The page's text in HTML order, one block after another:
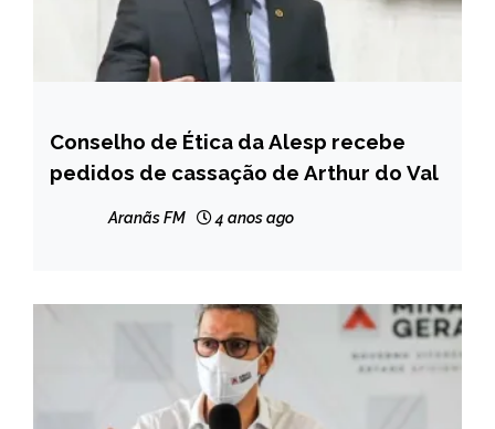
BRASIL
NOTÍCIAS
Conselho de Ética da Alesp recebe
pedidos de cassação de Arthur do Val
Aranãs FM 4 anos ago